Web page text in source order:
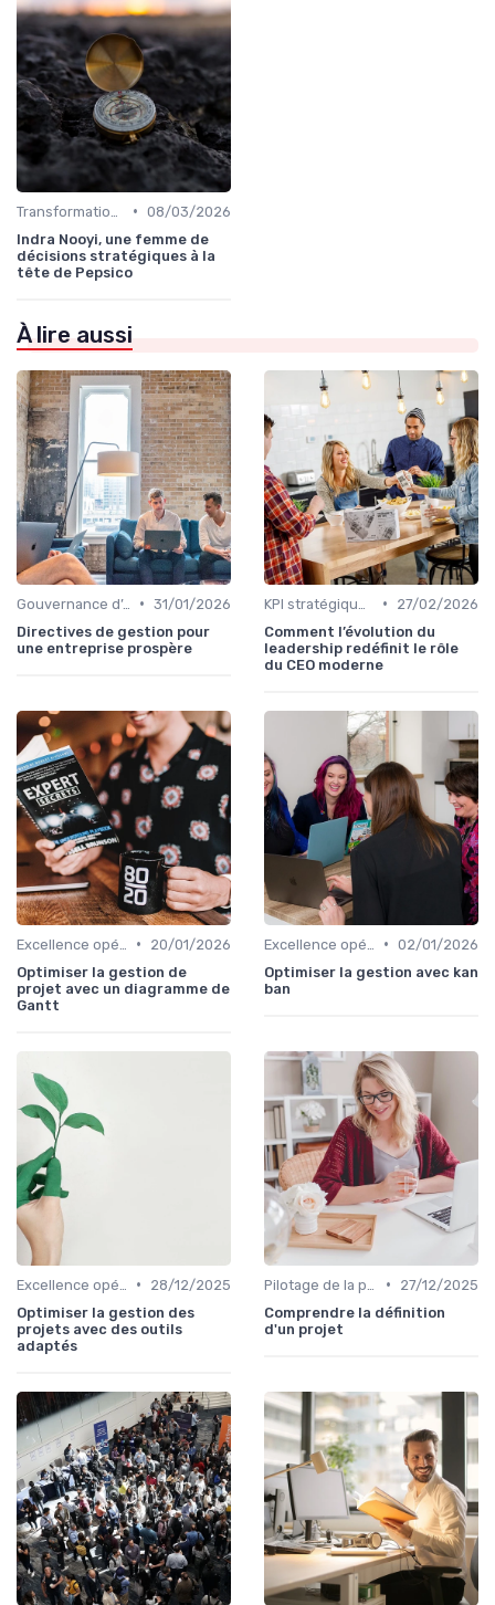
• 08/03/2026
Indra Nooyi, une femme de
décisions stratégiques à la
tête de Pepsico
À lire aussi
Gouvernance d’entreprise • 31/01/2026
Directives de gestion pour
une entreprise prospère
•
27/02/2026
Comment l’évolution du
leadership redéfinit le rôle
du CEO moderne
•
20/01/2026
Optimiser la gestion de
projet avec un diagramme de
Gantt
• 02/01/2026
Optimiser la gestion avec kan
ban
•
28/12/2025
Optimiser la gestion des
projets avec des outils
adaptés
•
27/12/2025
Comprendre la définition
d'un projet